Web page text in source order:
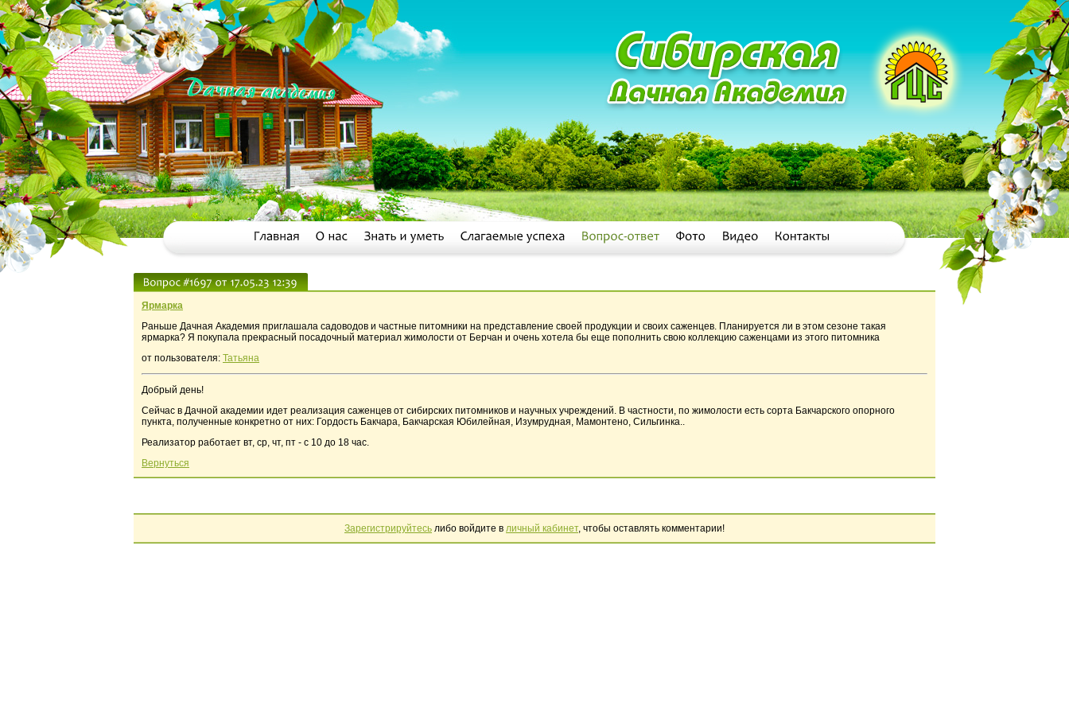
Ярмарка
Раньше Дачная Академия приглашала садоводов и частные питомники на представление своей продукции и своих саженцев. Планируется ли в этом сезоне такая
ярмарка? Я покупала прекрасный посадочный материал жимолости от Берчан и очень хотела бы еще пополнить свою коллекцию саженцами из этого питомника
от пользователя: Татьяна
Добрый день!
Сейчас в Дачной академии идет реализация саженцев от сибирских питомников и научных учреждений. В частности, по жимолости есть сорта Бакчарского опорного
пункта, полученные конкретно от них: Гордость Бакчара, Бакчарская Юбилейная, Изумрудная, Мамонтено, Сильгинка..
Реализатор работает вт, ср, чт, пт - с 10 до 18 час.
Вернуться
Зарегистрируйтесь либо войдите в личный кабинет, чтобы оставлять комментарии!